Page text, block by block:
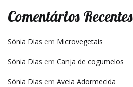
Comentários Recentes
Sónia Dias em Microvegetais
Sónia Dias em Canja de cogumelos
Sónia Dias em Aveia Adormecida